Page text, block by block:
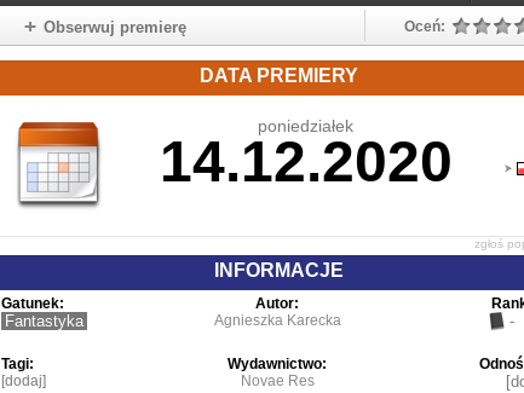
Obserwuj premierę Oceń:
DATA PREMIERY
poniedziałek
14.12.2020
zgłoś
INFORMACJE
Gatunek:
Fantastyka
Autor:
Agnieszka Karecka
-
Tagi:
[dodaj]
Wydawnictwo:
Novae Res